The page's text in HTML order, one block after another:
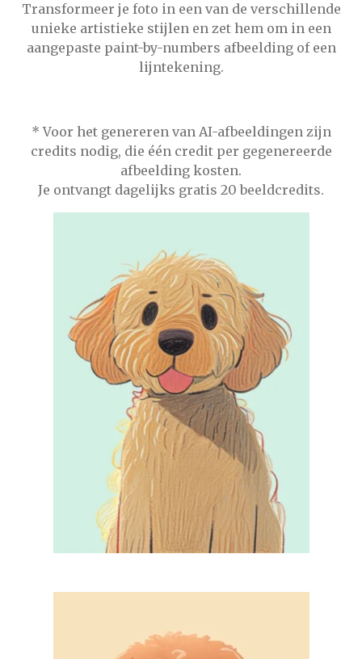
Transformeer je foto in een van de verschillende
unieke artistieke stijlen en zet hem om in een
aangepaste paint-by-numbers afbeelding of een
lijntekening.
* Voor het genereren van AI-afbeeldingen zijn
credits nodig, die één credit per gegenereerde
afbeelding kosten.
Je ontvangt dagelijks gratis 20 beeldcredits.